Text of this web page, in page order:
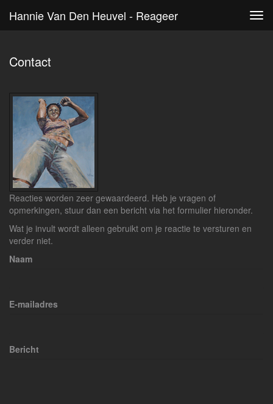
Hannie Van Den Heuvel - Reageer
Contact
Reacties worden zeer gewaardeerd. Heb je vragen of
opmerkingen, stuur dan een bericht via het formulier hieronder.
Wat je invult wordt alleen gebruikt om je reactie te versturen en
verder niet.
Naam
E-mailadres
Bericht